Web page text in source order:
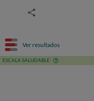
Ver resultados
ESCALA SALUDABLE